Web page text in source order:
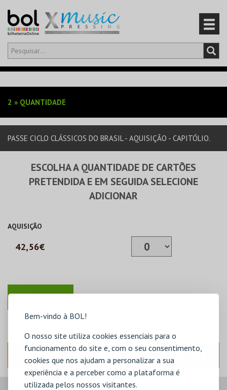
Bem-vindo à BOL!
O nosso site utiliza cookies essenciais para o
funcionamento do site e, com o seu consentimento,
cookies que nos ajudam a personalizar a sua
experiência e a perceber como a plataforma é
utilizada pelos nossos visitantes.
Olá,iniciar sessão
EVENTOS
CARTÕES
PRODUTOS
2 » QUANTIDADE
PASSE CICLO CLÁSSICOS DO BRASIL - AQUISIÇÃO - CAPITÓLIO.
ESCOLHA A QUANTIDADE DE CARTÕES
PRETENDIDA E EM SEGUIDA SELECIONE
ADICIONAR
AQUISIÇÃO
42,56€
ANTERIOR SEGUINTE